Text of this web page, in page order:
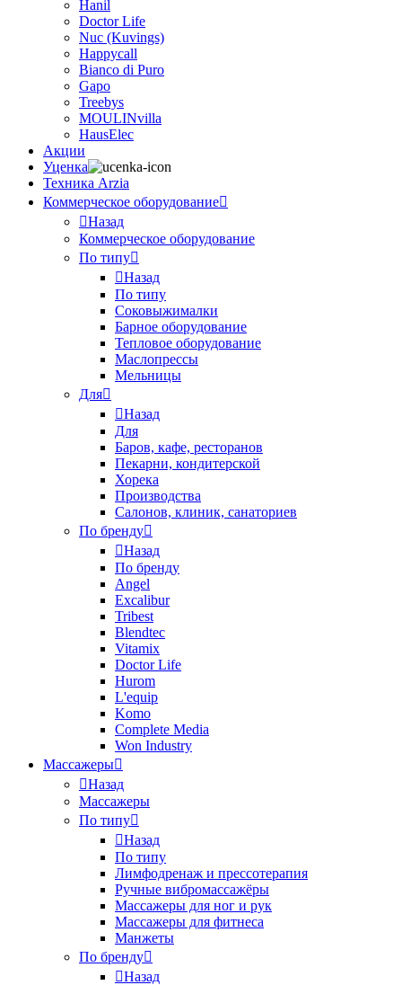
Hanil
Doctor Life
Nuc (Kuvings)
Happycall
Bianco di Puro
Gapo
Treebys
MOULINvilla
HausElec
Акции
Уценка
Техника Arzia
Коммерческое оборудование
Назад
Коммерческое оборудование
По типу
Назад
По типу
Соковыжималки
Барное оборудование
Тепловое оборудование
Маслопрессы
Мельницы
Для
Назад
Для
Баров, кафе, ресторанов
Пекарни, кондитерской
Хорека
Производства
Салонов, клиник, санаториев
По бренду
Назад
По бренду
Angel
Excalibur
Tribest
Blendtec
Vitamix
Doctor Life
Hurom
L'equip
Komo
Complete Media
Won Industry
Массажеры
Назад
Массажеры
По типу
Назад
По типу
Лимфодренаж и прессотерапия
Ручные вибромассажёры
Массажеры для ног и рук
Массажеры для фитнеса
Манжеты
По бренду
Назад